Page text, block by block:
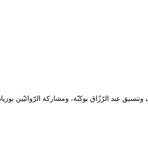
الوطنيّ للمسرح المحترف، لقاءً أدبيّا بعنوان ” الرّواية في ضيافة المسرح “، يوم الخميس 18 مارس 2021،